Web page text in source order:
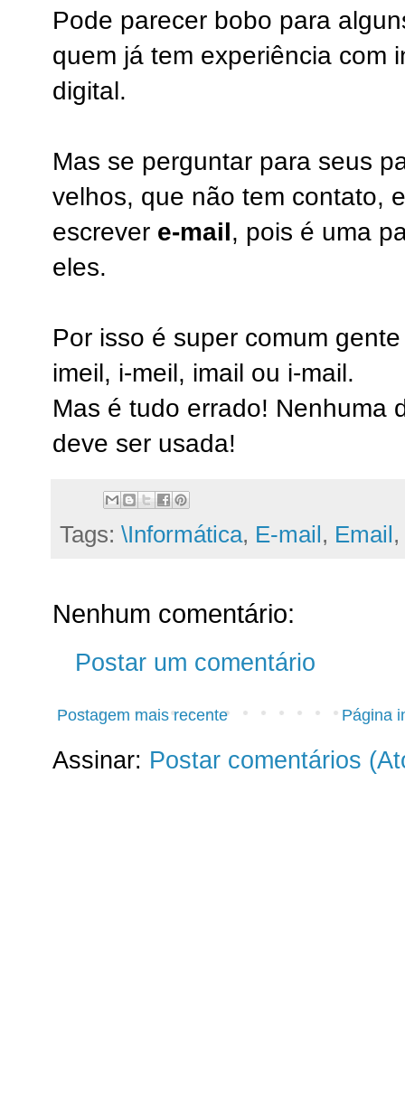
Pode parecer bobo para
quem já tem experiência com
digital.
Mas se perguntar para seus
velhos, que não tem contato,
escrever e-mail, pois é uma
eles.
Por isso é super comum
imeil, i-meil, imail ou i-mail.
Mas é tudo errado! Nenhuma
deve ser usada!
Tags: \Informática, E-mail, Email,
Nenhum comentário:
Postar um comentário
Postagem mais recente Página
Assinar: Postar comentários